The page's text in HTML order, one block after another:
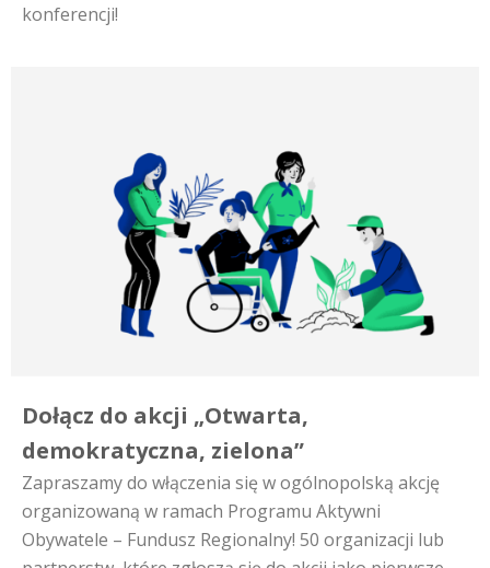
konferencji!
Dołącz do akcji „Otwarta,
demokratyczna, zielona”
Zapraszamy do włączenia się w ogólnopolską akcję
organizowaną w ramach Programu Aktywni
Obywatele – Fundusz Regionalny! 50 organizacji lub